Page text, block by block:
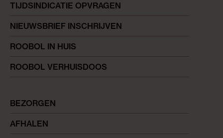
TIJDSINDICATIE OPVRAGEN
NIEUWSBRIEF INSCHRIJVEN
ROOBOL IN HUIS
ROOBOL VERHUISDOOS
BEZORGEN
AFHALEN